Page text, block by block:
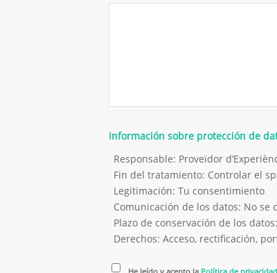
Información sobre protección de
Responsable: Proveïdor
Fin del tratamiento: Controlar el
Legitimación: Tu consentimiento
Comunicación de los datos: No
Plazo de conservación de los
Derechos: Acceso, rectificación,